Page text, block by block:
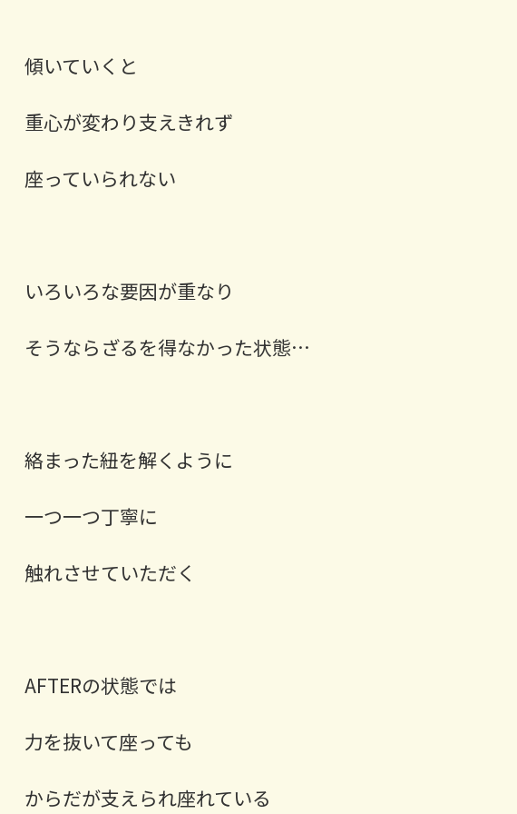
傾いていくと
重心が変わり支えきれず
座っていられない
いろいろな要因が重なり
そうならざるを得なかった状態…
絡まった紐を解くように
一つ一つ丁寧に
触れさせていただく
AFTERの状態では
力を抜いて座っても
からだが支えられ座れている